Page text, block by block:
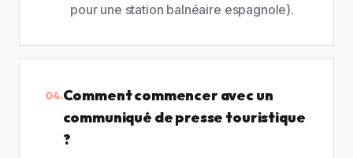
pour une station balnéaire espagnole).
04.Comment commencer avec un
communiqué de presse touristique
?